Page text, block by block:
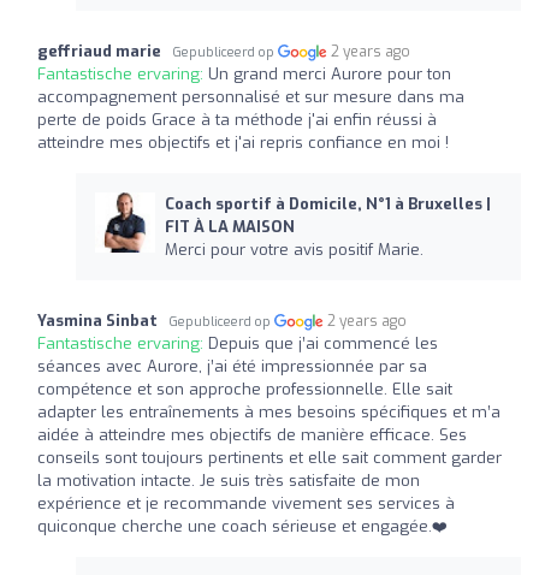
geffriaud marie Gepubliceerd op 2 years ago
Fantastische ervaring: Un grand merci Aurore pour ton
accompagnement personnalisé et sur mesure dans ma
perte de poids Grace à ta méthode j'ai enfin réussi à
atteindre mes objectifs et j'ai repris confiance en moi !
Coach sportif à Domicile, N°1 à Bruxelles |
FIT À LA MAISON
Merci pour votre avis positif Marie.
Yasmina Sinbat Gepubliceerd op 2 years ago
Fantastische ervaring: Depuis que j’ai commencé les
séances avec Aurore, j’ai été impressionnée par sa
compétence et son approche professionnelle. Elle sait
adapter les entraînements à mes besoins spécifiques et m’a
aidée à atteindre mes objectifs de manière efficace. Ses
conseils sont toujours pertinents et elle sait comment garder
la motivation intacte. Je suis très satisfaite de mon
expérience et je recommande vivement ses services à
quiconque cherche une coach sérieuse et engagée.❤️